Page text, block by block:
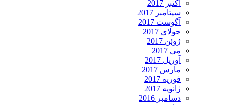
سپتامبر 2017
آگوست 2017
جولای 2017
مارس 2017
دسامبر 2016